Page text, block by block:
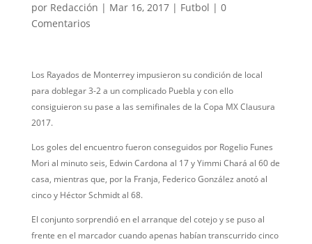
por Redacción | Mar 16, 2017| Futbol | 0
Comentarios
Los Rayados de Monterrey impusieron su condición de local
para doblegar 3-2 a un complicado Puebla y con ello
consiguieron su pase a las semifinales de la Copa MX Clausura
2017.
Los goles del encuentro fueron conseguidos por Rogelio Funes
Mori al minuto seis, Edwin Cardona al 17 y Yimmi Chará al 60 de
casa, mientras que, por la Franja, Federico González anotó al
cinco y Héctor Schmidt al 68.
El conjunto sorprendió en el arranque del cotejo y se puso al
frente en el marcador cuando apenas habían transcurrido cinco